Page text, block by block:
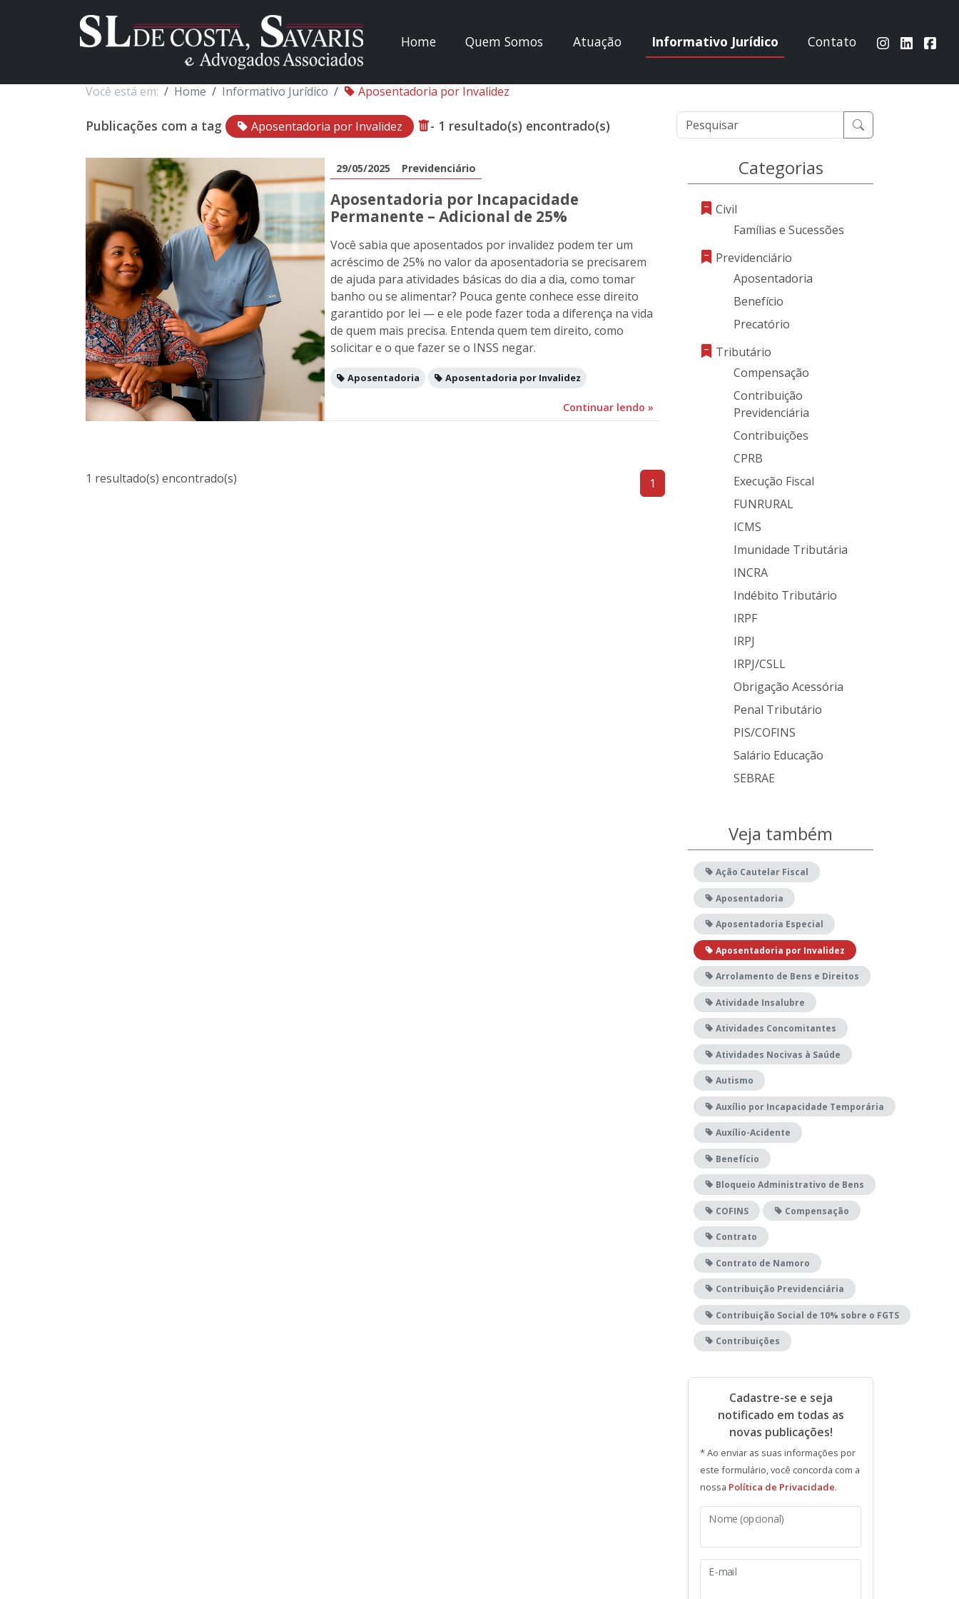
Home Quem Somos Atuação Informativo Jurídico Contato
Você está em: Home Informativo Jurídico Aposentadoria por Invalidez
Publicações com a tag Aposentadoria por Invalidez - 1 resultado(s) encontrado(s)
29/05/2025 Previdenciário
Aposentadoria por Incapacidade
Permanente – Adicional de 25%
Você sabia que aposentados por invalidez podem ter um
acréscimo de 25% no valor da aposentadoria se precisarem
de ajuda para atividades básicas do dia a dia, como tomar
banho ou se alimentar? Pouca gente conhece esse direito
garantido por lei — e ele pode fazer toda a diferença na vida
de quem mais precisa. Entenda quem tem direito, como
solicitar e o que fazer se o INSS negar.
Aposentadoria Aposentadoria por Invalidez
Continuar lendo »
1 resultado(s) encontrado(s) 1
Categorias
Civil
Famílias e Sucessões
Previdenciário
Aposentadoria
Benefício
Precatório
Tributário
Compensação
Contribuição
Previdenciária
Contribuições
CPRB
Execução Fiscal
FUNRURAL
ICMS
Imunidade Tributária
INCRA
Indébito Tributário
IRPF
IRPJ
IRPJ/CSLL
Obrigação Acessória
Penal Tributário
PIS/COFINS
Salário Educação
SEBRAE
Veja também
Ação Cautelar Fiscal
Aposentadoria
Aposentadoria Especial
Aposentadoria por Invalidez
Arrolamento de Bens e Direitos
Atividade Insalubre
Atividades Concomitantes
Atividades Nocivas à Saúde
Autismo
Auxílio por Incapacidade Temporária
Auxílio-Acidente
Benefício
Bloqueio Administrativo de Bens
COFINS Compensação
Contrato
Contrato de Namoro
Contribuição Previdenciária
Contribuição Social de 10% sobre o FGTS
Contribuições
Cadastre-se e seja
notificado em todas as
novas publicações!
* Ao enviar as suas informações por
este formulário, você concorda com a
nossa Política de Privacidade.
Nome (opcional)
E-mail